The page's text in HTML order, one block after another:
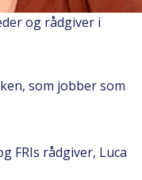
og rådgiver i
som jobber som
FRIs rådgiver, Luca